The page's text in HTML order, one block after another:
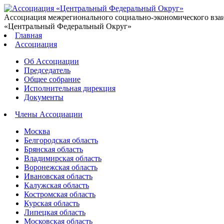
Ассоциация межрегионального социально-экономического
«Центральный Федеральный Округ»
Главная
Ассоциация
Об Ассоциации
Председатель
Общее собрание
Исполнительная дирекция
Документы
Члены Ассоциации
Москва
Белгородская область
Брянская область
Владимирская область
Воронежская область
Ивановская область
Калужская область
Костромская область
Курская область
Липецкая область
Московская область